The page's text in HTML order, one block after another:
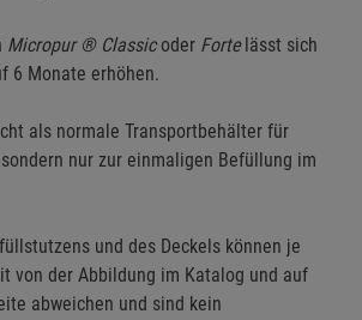
Micropur ® Classicoder Fortelässt sich
6 Monate erhöhen.
als normale Transportbehälter für
nur zur einmaligen Befüllung im
und des Deckels können je
von der Abbildung im Katalog und auf
abweichen und sind kein